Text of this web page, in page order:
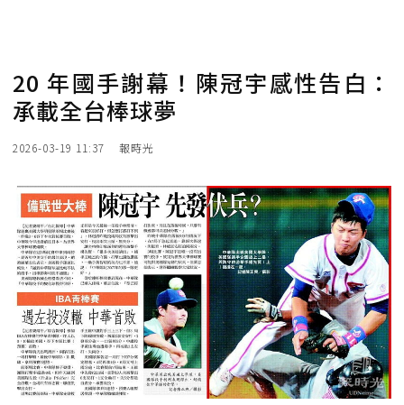
20 年國手謝幕！陳冠宇感性告白：
承載全台棒球夢
2026-03-19 11:37 報時光